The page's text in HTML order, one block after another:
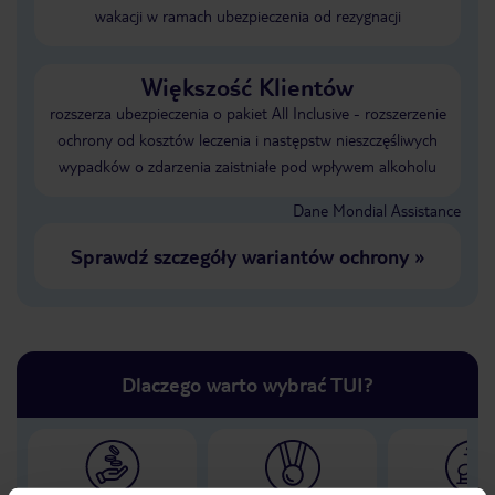
wakacji w ramach ubezpieczenia od rezygnacji
Większość Klientów
rozszerza ubezpieczenia o pakiet All Inclusive - rozszerzenie
ochrony od kosztów leczenia i następstw nieszczęśliwych
wypadków o zdarzenia zaistniałe pod wpływem alkoholu
Dane Mondial Assistance
Sprawdź szczegóły wariantów ochrony»
Dlaczego warto wybrać TUI?